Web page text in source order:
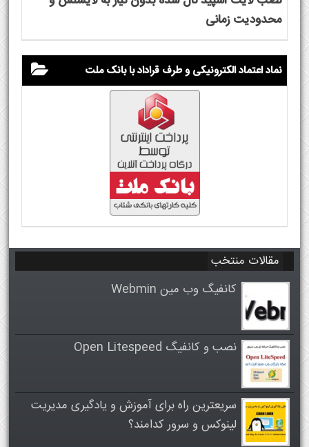
محدودیت زمانی
نماد اعتماد الکترونیکی و طرف قراداد با بانک ملت
مقالات منتخب
کانفیگ وب مین Webmin
نصب و کانفیگ Open Litespeed
سریعترین راه برای آموزش و یادگیری مدیریت
لینوکس و سرور کدامند؟